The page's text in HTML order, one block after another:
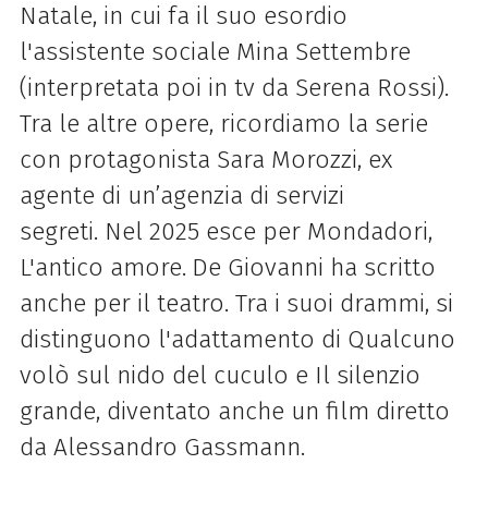
Natale, in cui fa il suo esordio
l'assistente sociale Mina Settembre
(interpretata poi in tv da Serena Rossi).
Tra le altre opere, ricordiamo la serie
con protagonista Sara Morozzi, ex
agente di un’agenzia di servizi
segreti. Nel 2025 esce per Mondadori,
L'antico amore. De Giovanni ha scritto
anche per il teatro. Tra i suoi drammi, si
distinguono l'adattamento di Qualcuno
volò sul nido del cuculo e Il silenzio
grande, diventato anche un film diretto
da Alessandro Gassmann.